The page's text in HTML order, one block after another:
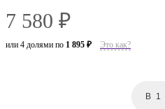
7 580 ₽
или 4 долями по 1 895 ₽ Это как?
В 1